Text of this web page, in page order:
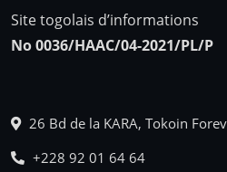
Site togolais d’informations
No 0036/HAAC/04-2021/PL/P
26 Bd de la KARA, Tokoin
+228 92 01 64 64